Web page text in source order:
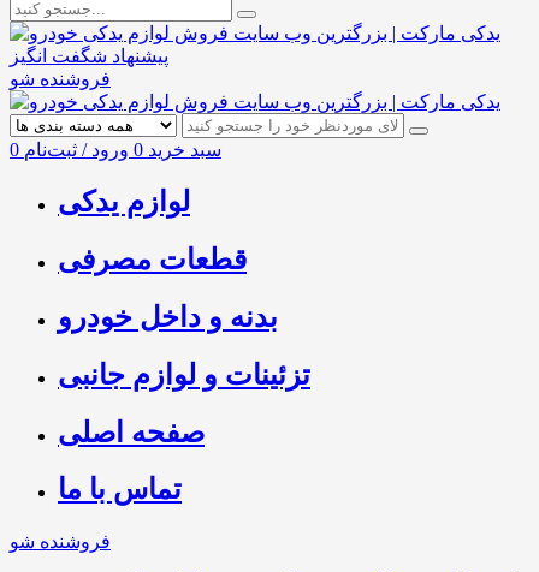
پیشنهاد شگفت انگیز
فروشنده شو
0 سبد خرید 0 ورود / ثبت‌نام
لوازم یدکی
قطعات مصرفی
بدنه و داخل خودرو
تزئینات و لوازم جانبی
صفحه اصلی
تماس با ما
فروشنده شو